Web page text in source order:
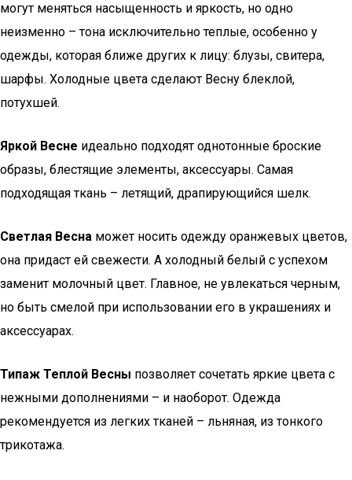
могут меняться насыщенность и яркость, но одно
неизменно – тона исключительно теплые, особенно у
одежды, которая ближе других к лицу: блузы, свитера,
шарфы. Холодные цвета сделают Весну блеклой,
потухшей.
Яркой Весне идеально подходят однотонные броские
образы, блестящие элементы, аксессуары. Самая
подходящая ткань – летящий, драпирующийся шелк.
Светлая Весна может носить одежду оранжевых цветов,
она придаст ей свежести. А холодный белый с успехом
заменит молочный цвет. Главное, не увлекаться черным,
но быть смелой при использовании его в украшениях и
аксессуарах.
Типаж Теплой Весны позволяет сочетать яркие цвета с
нежными дополнениями – и наоборот. Одежда
рекомендуется из легких тканей – льняная, из тонкого
трикотажа.